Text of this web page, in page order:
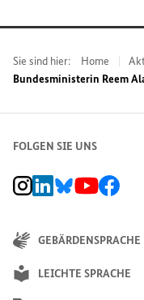
Sie sind hier: Home
Bundesministerin Reem
FOLGEN SIE UNS
BMZ Instagram-Kanal,
BMZ LinkedIn
BMZ Bluesky-
BMZ Youtube-
BMZ
GEBÄRDENSPRACHE
LEICHTE SPRACHE